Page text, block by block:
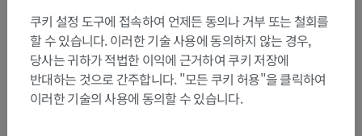
쿠키 설정 도구에 접속하여 언제든 동의나 거부 또는 철회를
할 수 있습니다. 이러한 기술 사용에 동의하지 않는 경우,
당사는 귀하가 적법한 이익에 근거하여 쿠키 저장에
반대하는 것으로 간주합니다. "모든 쿠키 허용"을 클릭하여
이러한 기술의 사용에 동의할 수 있습니다.